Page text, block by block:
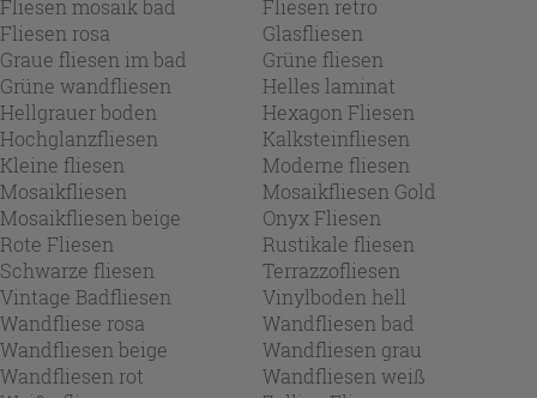
Fliesen mosaik bad
Fliesen retro
Fliesen rosa
Glasfliesen
Graue fliesen im bad
Grüne fliesen
Grüne wandfliesen
Helles laminat
Hellgrauer boden
Hexagon Fliesen
Hochglanzfliesen
Kalksteinfliesen
Kleine fliesen
Moderne fliesen
Mosaikfliesen
Mosaikfliesen Gold
Mosaikfliesen beige
Onyx Fliesen
Rote Fliesen
Rustikale fliesen
Schwarze fliesen
Terrazzofliesen
Vintage Badfliesen
Vinylboden hell
Wandfliese rosa
Wandfliesen bad
Wandfliesen beige
Wandfliesen grau
Wandfliesen rot
Wandfliesen weiß